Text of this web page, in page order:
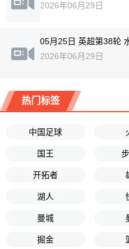
2026年06月29日
05月25日 英超第38轮
2026年06月29日
热门标签
中国足球
国王
开拓者
湖人
曼城
掘金